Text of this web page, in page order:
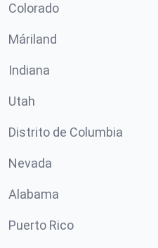
Colorado
Máriland
Indiana
Utah
Distrito de Columbia
Nevada
Alabama
Puerto Rico